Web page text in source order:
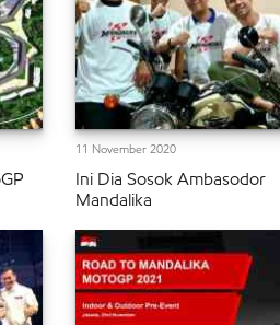
11 November 2020
Ini Dia Sosok Ambasodor
Mandalika